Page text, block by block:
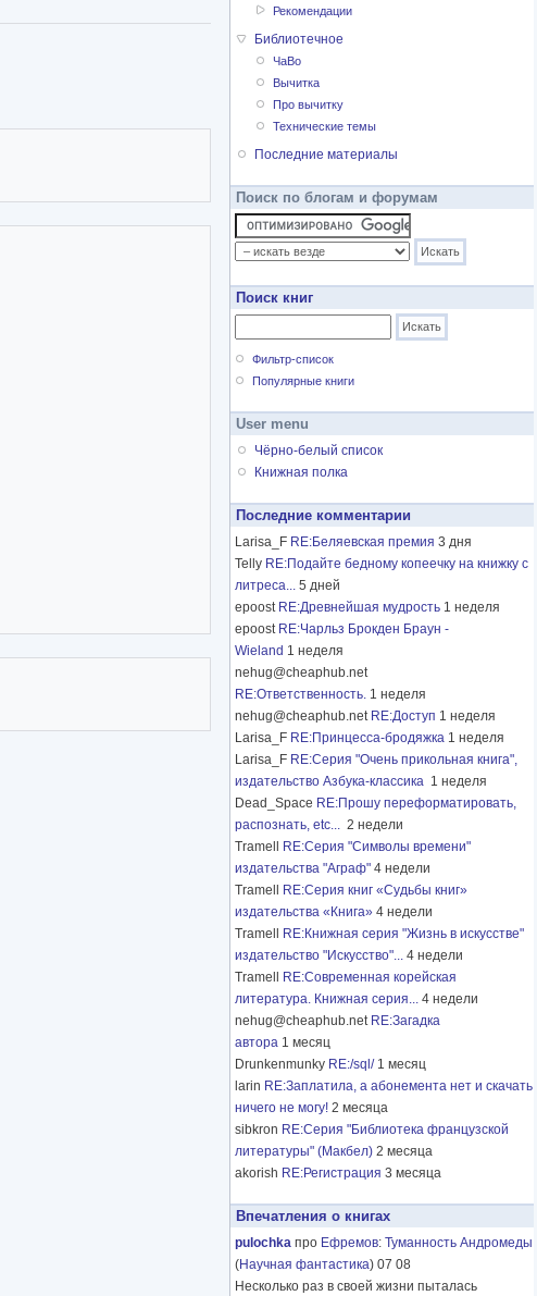
Рекомендации
Библиотечное
ЧаВо
Вычитка
Про вычитку
Технические темы
Последние материалы
Поиск по блогам и форумам
Поиск книг
Фильтр-список
Популярные книги
User menu
Чёрно-белый список
Книжная полка
Последние комментарии
Larisa_F RE:Беляевская премия 3 дня
Telly RE:Подайте бедному копеечку на книжку с
литреса... 5 дней
epoost RE:Древнейшая мудрость 1 неделя
epoost RE:Чарльз Брокден Браун -
Wieland 1 неделя
nehug@cheaphub.net
RE:Ответственность. 1 неделя
nehug@cheaphub.net RE:Доступ 1 неделя
Larisa_F RE:Принцесса-бродяжка 1 неделя
Larisa_F RE:Серия "Очень прикольная книга",
издательство Азбука-классика 1 неделя
Dead_Space RE:Прошу переформатировать,
распознать, etc... 2 недели
Tramell
RE:Серия "Символы времени"
издательства "Аграф" 4 недели
Tramell
RE:Серия книг «Судьбы книг»
издательства «Книга» 4 недели
Tramell
RE:Книжная серия "Жизнь в искусстве"
издательство "Искусство"... 4 недели
Tramell
RE:Современная корейская
литература. Книжная серия... 4 недели
nehug@cheaphub.net RE:Загадка
автора 1 месяц
Drunkenmunky RE:/sql/ 1 месяц
larin RE:Заплатила, а абонемента нет и скачать
ничего не могу! 2 месяца
sibkron RE:Серия "Библиотека французской
литературы" (Макбел) 2 месяца
akorish RE:Регистрация 3 месяца
Впечатления о книгах
pulochka про Ефремов: Туманность Андромеды
(Научная фантастика) 07 08
Несколько раз в своей жизни пыталась